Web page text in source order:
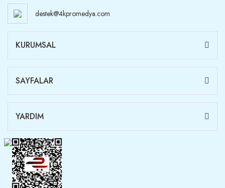
destek@4kpromedya.com
KURUMSAL
SAYFALAR
YARDIM